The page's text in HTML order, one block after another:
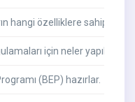
hangi özelliklere sahip
için neler yapılması
(BEP) hazırlar.